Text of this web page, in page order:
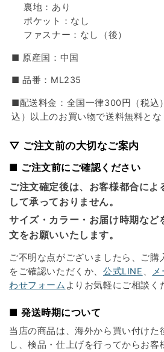
裏地：あり
ポケット：なし
ファスナー：なし（後）
■ 原産国：中国
■ 品番：ML235
■配送料金：全国一律300円（税込
込）以上のお買い物で送料無料とな
▽ ご注文前の大切なご案内
■ ご注文前にご確認ください
ご注文確定後は、お客様都合によ
して承っておりません。
サイズ・カラー・お届け時期など
文をお願いいたします。
ご不明な点がございましたら、ご購
をご確認いただくか、 公式LINE 、 メ
わせフォーム よりお気軽にご相談く
■ 発送時期について
当店の商品は、海外から買い付けた
し、検品・仕上げを行ってからお客